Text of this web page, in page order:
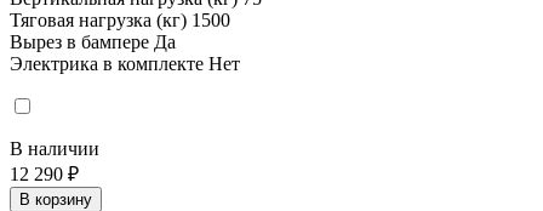
Тяговая нагрузка (кг) 1500
Вырез в бампере Да
Электрика в комплекте Нет
В наличии
12 290 ₽
В корзину